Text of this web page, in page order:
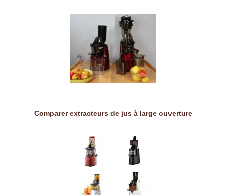
Comparer extracteurs de jus à large ouverture